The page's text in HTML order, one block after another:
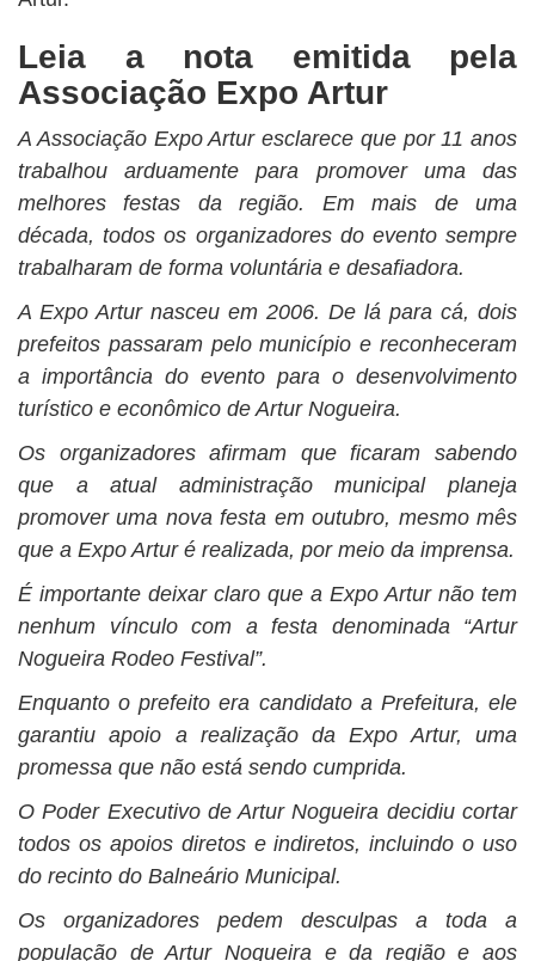
Leia a nota emitida pela
Associação Expo Artur
A Associação Expo Artur esclarece que por 11 anos
trabalhou arduamente para promover uma das
melhores festas da região. Em mais de uma
década, todos os organizadores do evento sempre
trabalharam de forma voluntária e desafiadora.
A Expo Artur nasceu em 2006. De lá para cá, dois
prefeitos passaram pelo município e reconheceram
a importância do evento para o desenvolvimento
turístico e econômico de Artur Nogueira.
Os organizadores afirmam que ficaram sabendo
que a atual administração municipal planeja
promover uma nova festa em outubro, mesmo mês
que a Expo Artur é realizada, por meio da imprensa.
É importante deixar claro que a Expo Artur não tem
nenhum vínculo com a festa denominada “Artur
Nogueira Rodeo Festival”.
Enquanto o prefeito era candidato a Prefeitura, ele
garantiu apoio a realização da Expo Artur, uma
promessa que não está sendo cumprida.
O Poder Executivo de Artur Nogueira decidiu cortar
todos os apoios diretos e indiretos, incluindo o uso
do recinto do Balneário Municipal.
Os organizadores pedem desculpas a toda a
população de Artur Nogueira e da região e aos